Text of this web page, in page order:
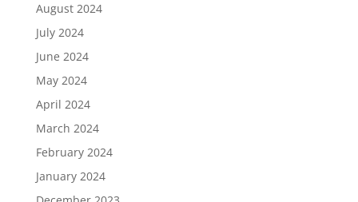
August 2024
July 2024
June 2024
May 2024
April 2024
March 2024
February 2024
January 2024